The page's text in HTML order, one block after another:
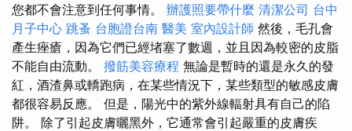
您都不會注意到任何事情。 辦護照要帶什麼 清潔公司 台中
月子中心 跳蚤 台胞證台南 醫美 室內設計師 然後，毛孔會
產生痤瘡，因為它們已經堵塞了數週，並且因為較密的皮脂
不能自由流動。 撥筋美容療程 無論是暫時的還是永久的發
紅，酒渣鼻或轎跑病，在某些情況下，某些類型的敏感皮膚
都很容易反應。 但是，陽光中的紫外線輻射具有自己的陷
阱。 除了引起皮膚曬黑外，它通常會引起嚴重的皮膚疾